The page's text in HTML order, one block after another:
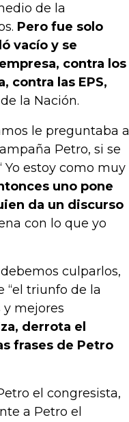
de la
Pero fue solo
vacío y se
contra los
contra las EPS,
la Nación.
le preguntaba a
Petro, si se
Yo estoy como muy
uno pone
da un discurso
con lo que yo
culparlos,
“el triunfo de la
mejores
derrota el
frases de Petro
el congresista,
a Petro el